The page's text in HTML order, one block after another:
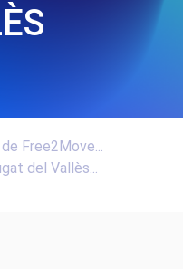
Free2Move...
del Vallès...